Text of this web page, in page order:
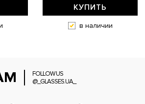
КУПИТЬ
в наличии
FOLLOW US
@_GLASSES.UA_